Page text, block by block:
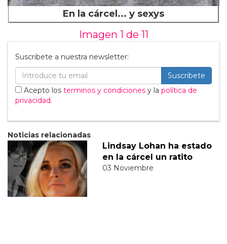
En la cárcel... y sexys
Imagen 1 de 11
Suscribete a nuestra newsletter:
Suscribete
Acepto los terminos y condiciones y la política de
privacidad.
Noticias relacionadas
Lindsay Lohan ha estado
en la cárcel un ratito
03 Noviembre